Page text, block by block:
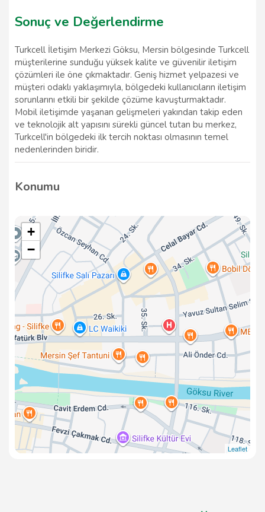
Sonuç ve Değerlendirme
Turkcell İletişim Merkezi Göksu, Mersin bölgesinde Turkcell
müşterilerine sunduğu yüksek kalite ve güvenilir iletişim
çözümleri ile öne çıkmaktadır. Geniş hizmet yelpazesi ve
müşteri odaklı yaklaşımıyla, bölgedeki kullanıcıların iletişim
sorunlarını etkili bir şekilde çözüme kavuşturmaktadır.
Mobil iletişimde yaşanan gelişmeleri yakından takip eden
ve teknolojik alt yapısını sürekli güncel tutan bu merkez,
Turkcell'in bölgedeki ilk tercih noktası olmasının temel
nedenlerinden biridir.
Konumu
+
−
Leaflet